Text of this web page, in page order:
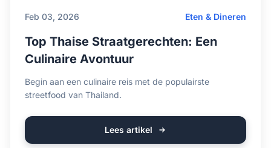
Feb 03, 2026 Eten & Dineren
Top Thaise Straatgerechten: Een
Culinaire Avontuur
Begin aan een culinaire reis met de populairste
streetfood van Thailand.
Lees artikel